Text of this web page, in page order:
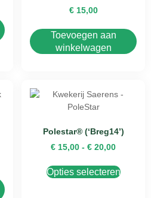
€15,00
Toevoegen aan
winkelwagen
Polestar® (‘Breg14’)
€ 15,00 - € 20,00
Opties selecteren